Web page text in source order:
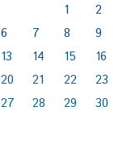
1
2
6 7 8
9
13 14 15
16
20 21 22
23
27 28 29
30